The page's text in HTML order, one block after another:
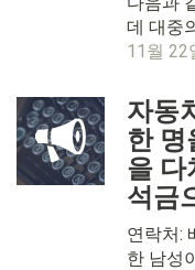
데 대중
11월 22
자동
한 명
을 다
석금
연락처:
한 남성